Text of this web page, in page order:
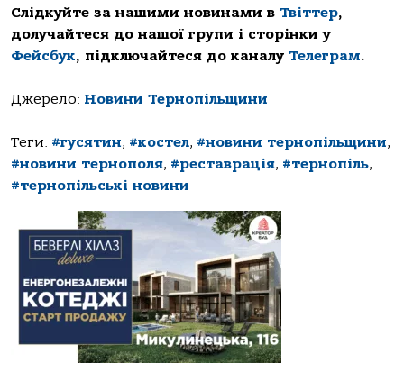
Слідкуйте за нашими новинами в Твіттер,
долучайтеся до нашої групи і сторінки у
Фейсбук, підключайтеся до каналу Телеграм.
Джерело: Новини Тернопільщини
Теги: #гусятин, #костел, #новини тернопільщини,
#новини тернополя, #реставрація, #тернопіль,
#тернопільські новини